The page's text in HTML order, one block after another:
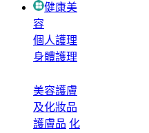
健康美
容
個人護理
身體護理
美容護膚
及化妝品
護膚品 化